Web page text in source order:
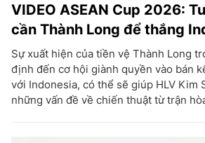
VIDEO ASEAN Cup 2026:
cần Thành Long để thắng
Sự xuất hiện của tiền vệ Thành Long
định đến cơ hội giành quyền vào bán
với Indonesia, có thể sẽ giúp HLV Kim
những vấn đề về chiến thuật từ trận